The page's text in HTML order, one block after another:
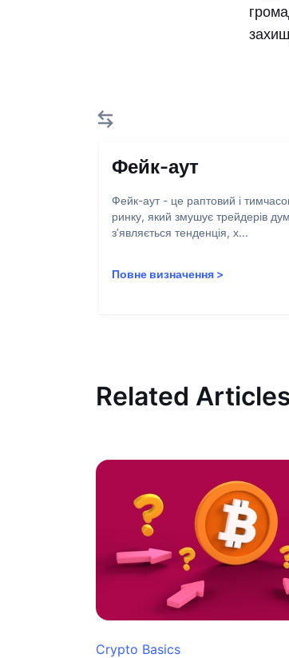
Фейк-аут
Фейк-аут - це раптовий і
ринку, який змушує трейдерів
з’являється тенденція, х...
Повне визначення >
Related
Crypto Basics